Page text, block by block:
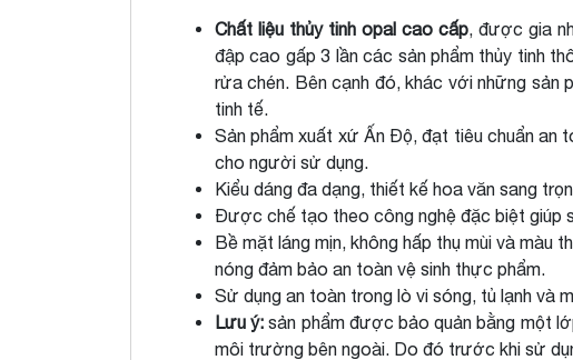
Chất liệu thủy tinh opal cao cấp, được gia
đập cao gấp 3 lần các sản phẩm thủy tinh
rửa chén. Bên cạnh đó, khác với những sản
tinh tế.
Sản phẩm xuất xứ Ấn Độ, đạt tiêu chuẩn an
cho người sử dụng.
Kiểu dáng đa dạng, thiết kế hoa văn sang
Được chế tạo theo công nghệ đặc biệt giúp
Bề mặt láng mịn, không hấp thụ mùi và màu
nóng đảm bảo an toàn vệ sinh thực phẩm.
Sử dụng an toàn trong lò vi sóng, tủ lạnh và
Lưu ý: sản phẩm được bảo quản bằng một
môi trường bên ngoài. Do đó trước khi sử